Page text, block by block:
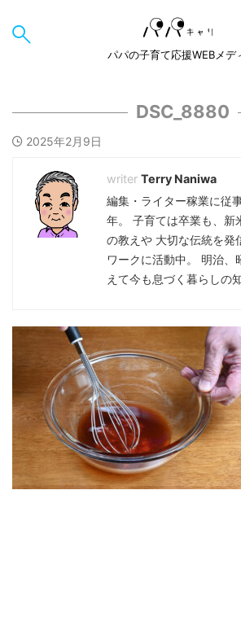
パパの子育て応援WEBメデ
DSC_8880
2025年2月9日
Terry Naniwa
編集・ライター稼業に従
年。 子育ては卒業も、新
の教えや 大切な伝統を発
ワークに活動中。 明治、
えて今も息づく暮らしの